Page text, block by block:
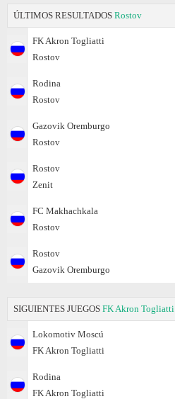
ÚLTIMOS RESULTADOS Rostov
FK Akron Togliatti
Rostov
Rodina
Rostov
Gazovik Oremburgo
Rostov
Rostov
Zenit
FC Makhachkala
Rostov
Rostov
Gazovik Oremburgo
SIGUIENTES JUEGOS FK Akron Togliatti
Lokomotiv Moscú
FK Akron Togliatti
Rodina
FK Akron Togliatti